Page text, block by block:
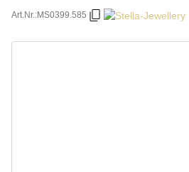
Art.Nr.:MS0399.585